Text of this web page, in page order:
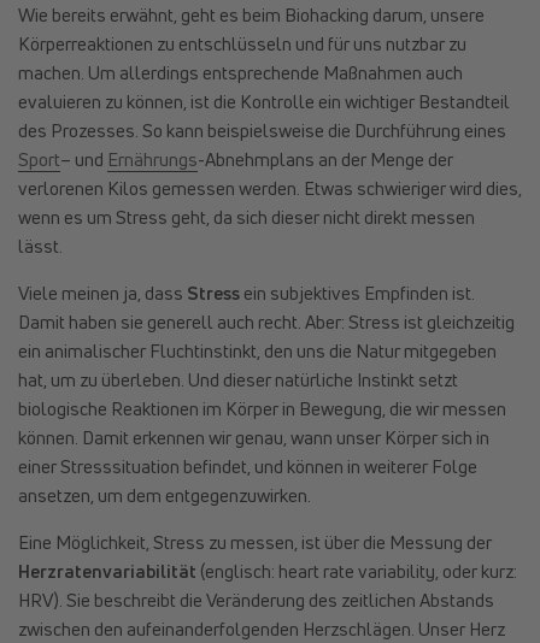
Wie bereits erwähnt, geht es beim Biohacking darum, unsere
Körperreaktionen zu entschlüsseln und für uns nutzbar zu
machen. Um allerdings entsprechende Maßnahmen auch
evaluieren zu können, ist die Kontrolle ein wichtiger Bestandteil
des Prozesses. So kann beispielsweise die Durchführung eines
Sport– und Ernährungs-Abnehmplans an der Menge der
verlorenen Kilos gemessen werden. Etwas schwieriger wird dies,
wenn es um Stress geht, da sich dieser nicht direkt messen
lässt.
Viele meinen ja, dass Stress ein subjektives Empfinden ist.
Damit haben sie generell auch recht. Aber: Stress ist gleichzeitig
ein animalischer Fluchtinstinkt, den uns die Natur mitgegeben
hat, um zu überleben. Und dieser natürliche Instinkt setzt
biologische Reaktionen im Körper in Bewegung, die wir messen
können. Damit erkennen wir genau, wann unser Körper sich in
einer Stresssituation befindet, und können in weiterer Folge
ansetzen, um dem entgegenzuwirken.
Eine Möglichkeit, Stress zu messen, ist über die Messung der
Herzratenvariabilität (englisch: heart rate variability, oder kurz:
HRV). Sie beschreibt die Veränderung des zeitlichen Abstands
zwischen den aufeinanderfolgenden Herzschlägen. Unser Herz